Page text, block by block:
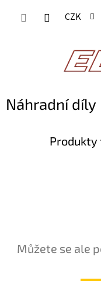
CZK
Náhradní díly
Můžete se ale